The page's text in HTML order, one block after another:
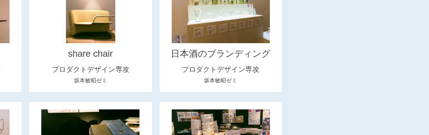
share chair
プロダクトデザイン専攻
坂本敏昭ゼミ
日本酒のブランディング
プロダクトデザイン専攻
坂本敏昭ゼミ